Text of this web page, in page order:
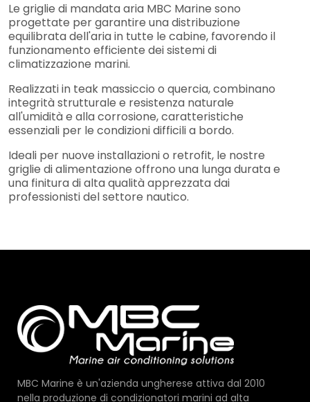
Le griglie di mandata aria MBC Marine sono
progettate per garantire una distribuzione
equilibrata dell'aria in tutte le cabine, favorendo il
funzionamento efficiente dei sistemi di
climatizzazione marini.
Realizzati in teak massiccio o quercia, combinano
integrità strutturale e resistenza naturale
all'umidità e alla corrosione, caratteristiche
essenziali per le condizioni difficili a bordo.
Ideali per nuove installazioni o retrofit, le nostre
griglie di alimentazione offrono una lunga durata e
una finitura di alta qualità apprezzata dai
professionisti del settore nautico.
MBC Marine è un'azienda ungherese attiva dal 2010
nella produzione di condizionatori marini ad alta